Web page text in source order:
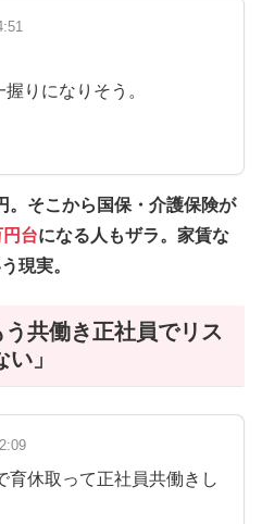
りになりそう。
そこから国保・介護保険が
台になる人もザラ。家賃な
現実。
共働き正社員でリス
」
育休取って正社員共働きし